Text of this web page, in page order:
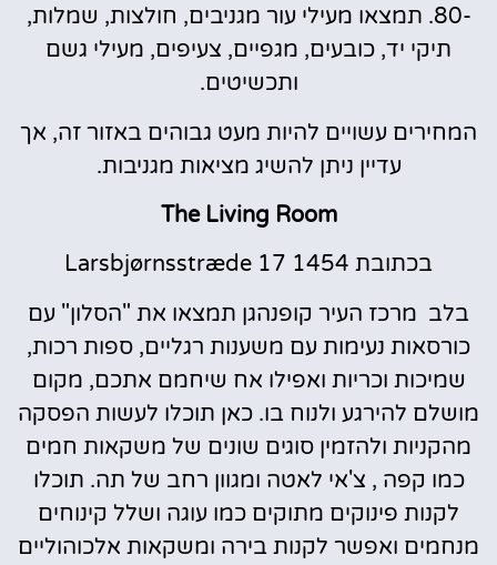
-80. תמצאו מעילי עור מגניבים, חולצות, שמלות,
תיקי יד, כובעים, מגפיים, צעיפים, מעילי גשם
ותכשיטים.
המחירים עשויים להיות מעט גבוהים באזור זה, אך
עדיין ניתן להשיג מציאות מגניבות.
The Living Room
בכתובת Larsbjørnsstræde 17 1454
בלב מרכז העיר קופנהגן תמצאו את "הסלון" עם
כורסאות נעימות עם משענות רגליים, ספות רכות,
שמיכות וכריות ואפילו אח שיחמם אתכם, מקום
מושלם להירגע ולנוח בו. כאן תוכלו לעשות הפסקה
מהקניות ולהזמין סוגים שונים של משקאות חמים
כמו קפה , צ'אי לאטה ומגוון רחב של תה. תוכלו
לקנות פינוקים מתוקים כמו עוגה ושלל קינוחים
מנחמים ואפשר לקנות בירה ומשקאות אלכוהוליים